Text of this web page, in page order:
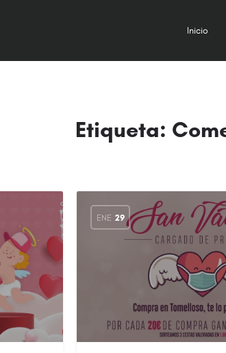
Inicio
Etiqueta:
ENE 29